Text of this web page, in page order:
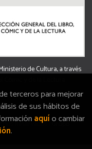
de Cultura, a través
Reservados | Grupo
terceros para mejorar
de sus hábitos de
aquío cambiar
.